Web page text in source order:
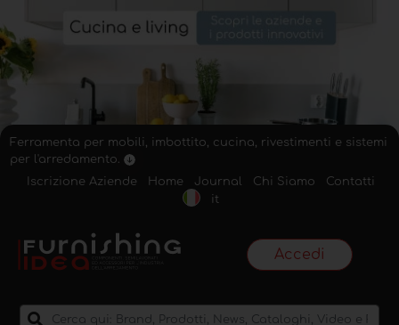
Ferramenta per mobili, imbottito, cucina, rivestimenti e sistemi
per l'arredamento.
Iscrizione Aziende
Home Journal Chi Siamo
Contatti
it
Accedi